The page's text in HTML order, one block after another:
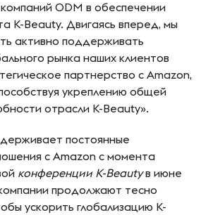
ODM в обеспечении
K-Beauty. Двигаясь вперед, мы
активно поддерживать
рынка наших клиентов
партнерство с Amazon,
укреплению общей
отрасли K-Beauty».
постоянные
с Amazon с момента
конференции K-Beautyв июне
продолжают тесно
ускорить глобализацию K-